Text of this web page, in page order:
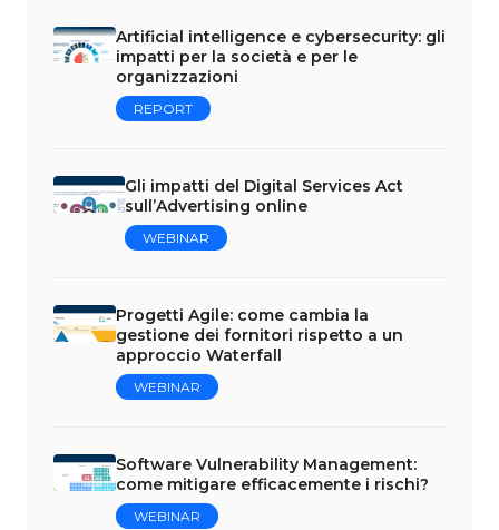
Artificial intelligence e cybersecurity: gli
impatti per la società e per le
organizzazioni
REPORT
Gli impatti del Digital Services Act
sull’Advertising online
WEBINAR
Progetti Agile: come cambia la
gestione dei fornitori rispetto a un
approccio Waterfall
WEBINAR
Software Vulnerability Management:
come mitigare efficacemente i rischi?
WEBINAR